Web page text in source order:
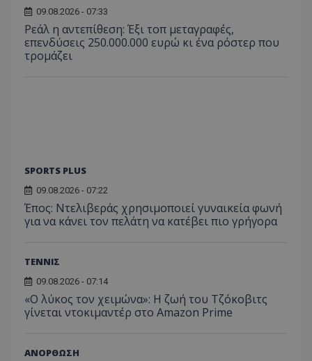
09.08.2026 - 07:33
Ρεάλ η αντεπίθεση: Έξι τοπ μεταγραφές,
επενδύσεις 250.000.000 ευρώ κι ένα ρόστερ που
τρομάζει
SPORTS PLUS
09.08.2026 - 07:22
Έπος: Ντελιβεράς χρησιμοποιεί γυναικεία φωνή
για να κάνει τον πελάτη να κατέβει πιο γρήγορα
ΤΕΝΝΙΣ
09.08.2026 - 07:14
«Ο λύκος τον χειμώνα»: Η ζωή του Τζόκοβιτς
γίνεται ντοκιμαντέρ στο Amazon Prime
ΑΝΟΡΘΩΣΗ